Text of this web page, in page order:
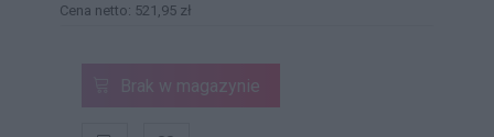
Cena netto: 521,95 zł
Brak w magazynie